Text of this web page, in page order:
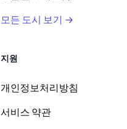
모든 도시 보기 →
지원
개인정보처리방침
서비스 약관